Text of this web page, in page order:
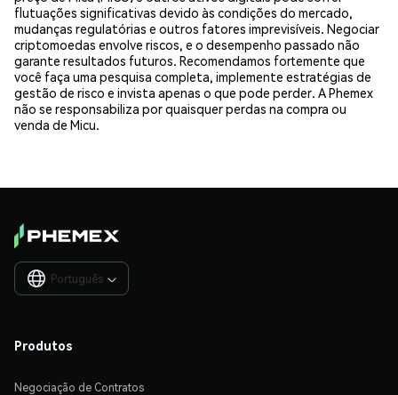
flutuações significativas devido às condições do mercado,
mudanças regulatórias e outros fatores imprevisíveis. Negociar
criptomoedas envolve riscos, e o desempenho passado não
garante resultados futuros. Recomendamos fortemente que
você faça uma pesquisa completa, implemente estratégias de
gestão de risco e invista apenas o que pode perder. A Phemex
não se responsabiliza por quaisquer perdas na compra ou
venda de Micu.
Português 
Produtos
Negociação de Contratos